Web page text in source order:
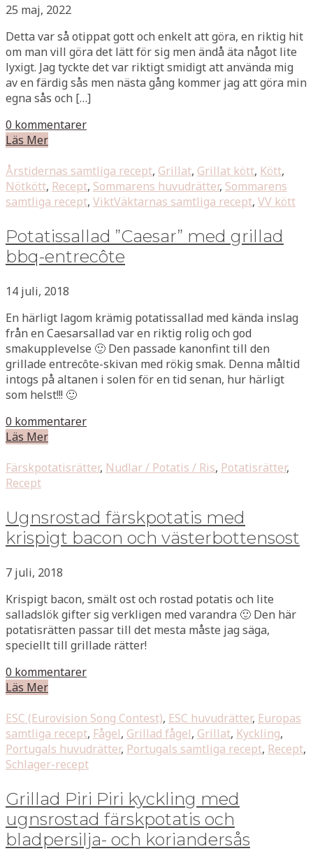
25 maj, 2022
Detta var så otippat gott och enkelt att göra, en riktig hit
om man vill göra det lätt för sig men ändå äta något lite
lyxigt. Jag tyckte det var riktigt smidigt att använda mig
av en färdig sås men nästa gång kommer jag att göra min
egna sås och […]
0 kommentarer
Läs Mer
Årstidernas samtliga recept, Grillat, Grillat kött, Kött,
Nötkött, Recept, Sommarens huvudrätter, Sommarens
samtliga recept, ViktVäktarnas samtliga recept, VV kött
Potatissallad ”Caesar” med grillad
bbq-entrecôte
14 juli, 2018
En härligt lagom krämig potatissallad med kända inslag
från en Caesarsallad var en riktig rolig och god
smakupplevelse 🙂 Den passade kanonfint till den
grillade entrecôte-skivan med rökig smak. Denna måltid
intogs på altanen i solen för en tid senan, hur härligt
som helst!!! 🙂
0 kommentarer
Läs Mer
Färskpotatisrätter, Nudlar / Potatis / Ris, Potatisrätter,
Recept
Ugnsrostad färskpotatis med
krispigt bacon och västerbottensost
7 juli, 2018
Krispigt bacon, smält ost och rostad potatis och lite
salladslök gifter sig verkligen med varandra 🙂 Den här
potatisrätten passar till det mesta måste jag säga,
speciellt till grillade rätter!
0 kommentarer
Läs Mer
ESC (Eurovision Song Contest), ESC huvudrätter, Europas
samtliga recept, Fågel, Grillad fågel, Grillat, Kyckling,
Portugals huvudrätter, Portugals samtliga recept, Recept,
Schlager-recept
Grillad Piri Piri kyckling med
ugnsrostad färskpotatis och
bladpersilja- och koriandersås